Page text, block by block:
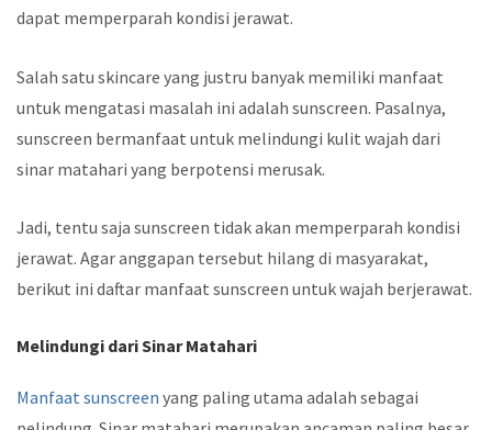
dapat memperparah kondisi jerawat.
Salah satu skincare yang justru banyak memiliki manfaat
untuk mengatasi masalah ini adalah sunscreen. Pasalnya,
sunscreen bermanfaat untuk melindungi kulit wajah dari
sinar matahari yang berpotensi merusak.
Jadi, tentu saja sunscreen tidak akan memperparah kondisi
jerawat. Agar anggapan tersebut hilang di masyarakat,
berikut ini daftar manfaat sunscreen untuk wajah berjerawat.
Melindungi dari Sinar Matahari
Manfaat sunscreen yang paling utama adalah sebagai